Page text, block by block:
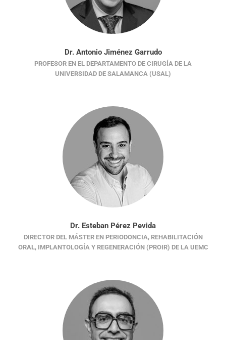
Dr. Antonio Jiménez Garrudo
PROFESOR EN EL DEPARTAMENTO DE CIRUGÍA DE LA
UNIVERSIDAD DE SALAMANCA (USAL)
Dr. Esteban Pérez Pevida
DIRECTOR DEL MÁSTER EN PERIODONCIA, REHABILITACIÓN
ORAL, IMPLANTOLOGÍA Y REGENERACIÓN (PROIR) DE LA UEMC